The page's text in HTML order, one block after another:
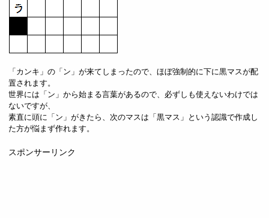
「カンキ」の「ン」が来てしまったので、ほぼ強制的に下に黒マスが配
置されます。
世界には「ン」から始まる言葉があるので、必ずしも使えないわけでは
ないですが、
素直に頭に「ン」がきたら、次のマスは「黒マス」という認識で作成し
た方が悩まず作れます。
スポンサーリンク